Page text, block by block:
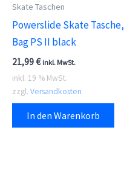
Skate Taschen
Powerslide Skate Tasche,
Bag PS II black
21,99€ inkl. MwSt.
inkl. 19 % MwSt.
zzgl. Versandkosten
In den Warenkorb